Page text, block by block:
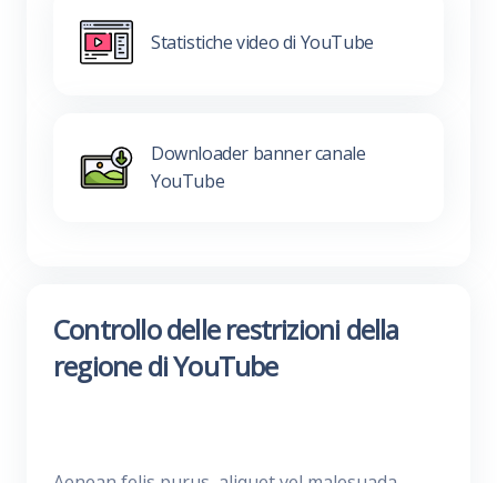
Statistiche video di YouTube
Downloader banner canale
YouTube
Controllo delle restrizioni della
regione di YouTube